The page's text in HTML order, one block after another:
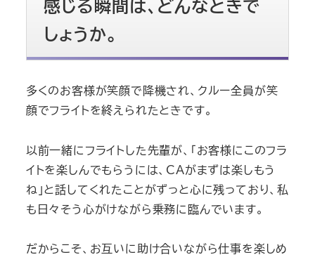
感じる瞬間は、どんなときで
しょうか。
多くのお客様が笑顔で降機され、クルー全員が笑
顔でフライトを終えられたときです。
以前一緒にフライトした先輩が、「お客様にこのフラ
イトを楽しんでもらうには、CAがまずは楽しもう
ね」と話してくれたことがずっと心に残っており、私
も日々そう心がけながら乗務に臨んでいます。
だからこそ、お互いに助け合いながら仕事を楽しめ